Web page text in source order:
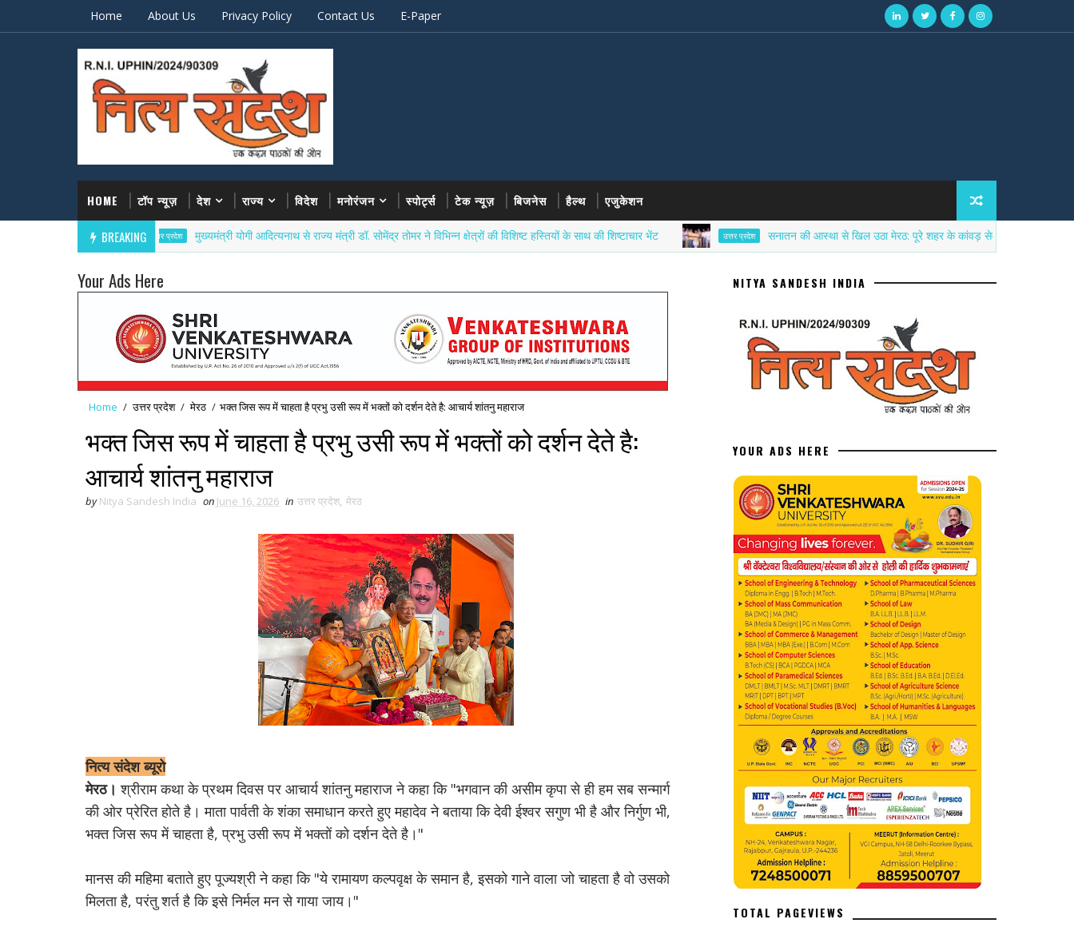
Home About Us Privacy Policy Contact Us E-Paper
HOME टॉप न्यूज़ देश राज्य विदेश मनोरंजन स्पोर्ट्स टेक न्यूज़ बिजनेस हैल्थ एजुकेशन
BREAKING
उत्तर प्रदेश मुख्यमंत्री योगी आदित्यनाथ से राज्य मंत्री डॉ. सोमेंद्र तोमर ने विभिन्न क्षेत्रों की विशिष्ट हस्तियों के साथ की शिष्टाचार भेंट उत्तर प्रदेश सनातन की आस्था से खिल उठा मेरठ: पूरे शहर के कांवड़ सेवा शिविरों में पहुँचे विनीत अग्रवाल
Your Ads Here
Home / उत्तर प्रदेश / मेरठ / भक्त जिस रूप में चाहता है प्रभु उसी रूप में भक्तों को दर्शन देते है: आचार्य शांतनु महाराज
भक्त जिस रूप में चाहता है प्रभु उसी रूप में भक्तों को दर्शन देते है:
आचार्य शांतनु महाराज
by Nitya Sandesh India on June 16, 2026 in उत्तर प्रदेश, मेरठ
नित्य संदेश ब्यूरो
मेरठ।श्रीराम कथा के प्रथम दिवस पर आचार्य शांतनु महाराज ने कहा कि "भगवान की असीम कृपा से ही हम सब सन्मार्ग
की ओर प्रेरित होते है। माता पार्वती के शंका समाधान करते हुए महादेव ने बताया कि देवी ईश्वर सगुण भी है और निर्गुण भी,
भक्त जिस रूप में चाहता है, प्रभु उसी रूप में भक्तों को दर्शन देते है।"
मानस की महिमा बताते हुए पूज्यश्री ने कहा कि "ये रामायण कल्पवृक्ष के समान है, इसको गाने वाला जो चाहता है वो उसको
मिलता है, परंतु शर्त है कि इसे निर्मल मन से गाया जाय।"
NITYA SANDESH INDIA
YOUR ADS HERE
TOTAL PAGEVIEWS